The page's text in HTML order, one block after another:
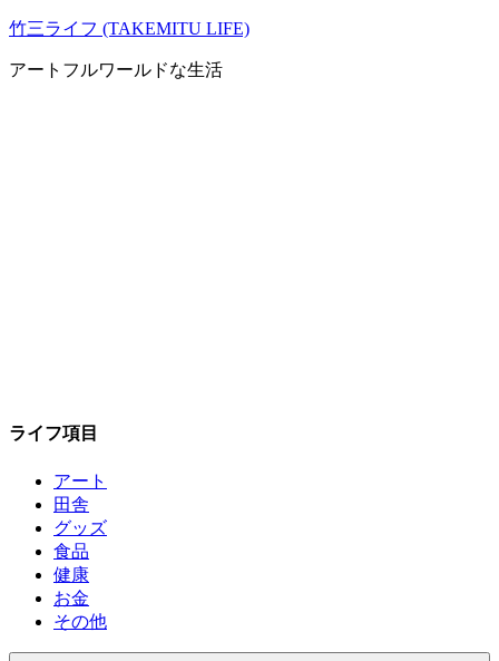
コ
テ
竹三ライフ (TAKEMITU LIFE)
アートフルワールドな生活
ライフ項目
アート
田舎
グッズ
食品
健康
お金
その他